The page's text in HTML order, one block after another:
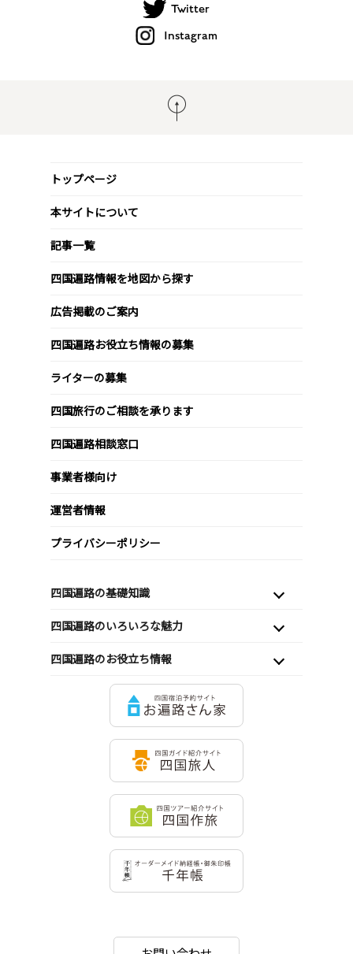
Twitter
Instagram
トップページ
本サイトについて
記事一覧
四国遍路情報を地図から探す
広告掲載のご案内
四国遍路お役立ち情報の募集
ライターの募集
四国旅行のご相談を承ります
四国遍路相談窓口
事業者様向け
運営者情報
プライバシーポリシー
四国遍路の基礎知識
四国遍路のいろいろな魅力
四国遍路のお役立ち情報